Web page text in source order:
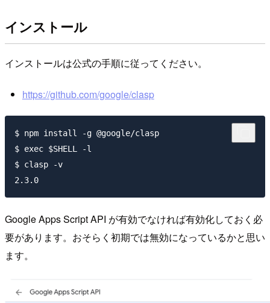
インストール
インストールは公式の手順に従ってください。
https://github.com/google/clasp
$ npm install -g @google/clasp
$ exec $SHELL -l
$ clasp -v
Google Apps Script API が有効でなければ有効化しておく必
要があります。おそらく初期では無効になっているかと思い
ます。